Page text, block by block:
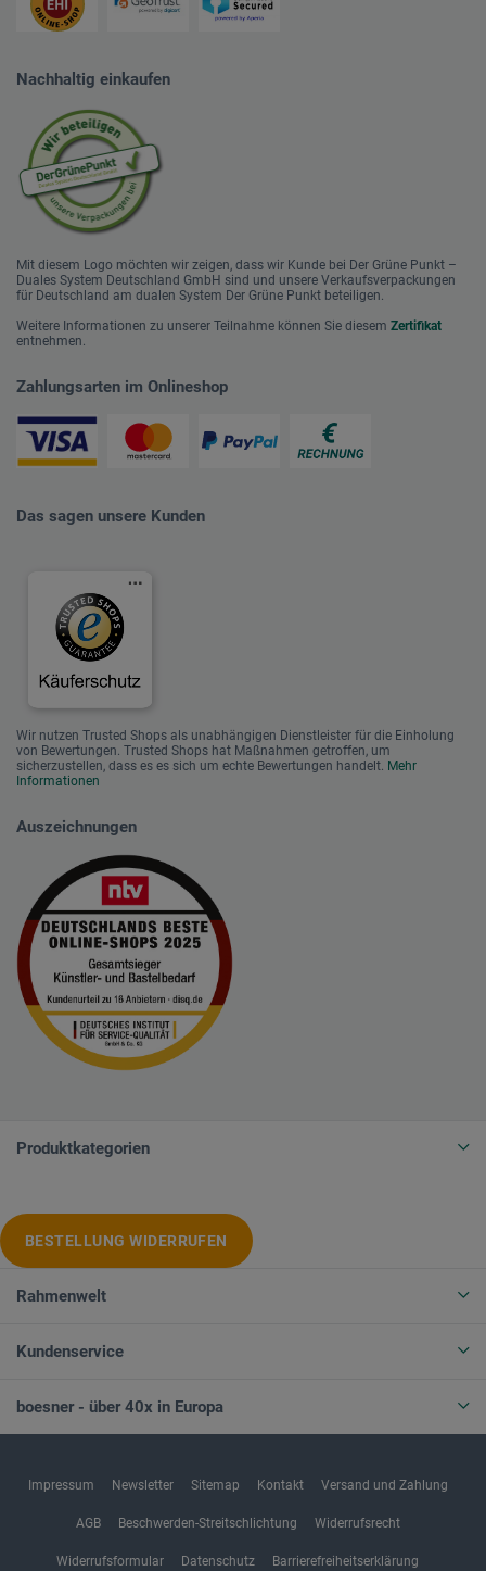
Nachhaltig einkaufen
Mit diesem Logo möchten wir zeigen, dass wir Kunde bei Der Grüne Punkt –
Duales System Deutschland GmbH sind und unsere Verkaufsverpackungen
für Deutschland am dualen System Der Grüne Punkt beteiligen.
Weitere Informationen zu unserer Teilnahme können Sie diesem Zertifikat
entnehmen.
Zahlungsarten im Onlineshop
Das sagen unsere Kunden
Wir nutzen Trusted Shops als unabhängigen Dienstleister für die Einholung
von Bewertungen. Trusted Shops hat Maßnahmen getroffen, um
sicherzustellen, dass es es sich um echte Bewertungen handelt. Mehr
Informationen
Auszeichnungen
Produktkategorien
BESTELLUNG WIDERRUFEN
Rahmenwelt
Kundenservice
boesner - über 40x in Europa
Impressum Newsletter Sitemap Kontakt Versand und Zahlung
AGB Beschwerden-Streitschlichtung Widerrufsrecht
Widerrufsformular Datenschutz Barrierefreiheitserklärung